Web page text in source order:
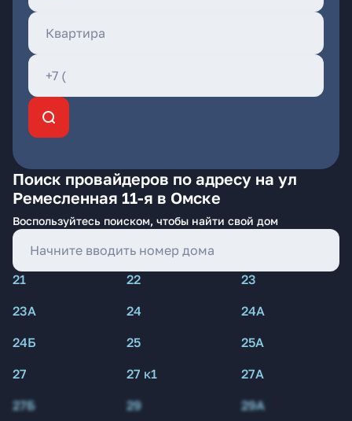
Поиск провайдеров по адресу на ул
Ремесленная 11-я в Омске
Воспользуйтесь поиском, чтобы найти свой дом
21 22
23
23А
24
24А
24Б
25
25А
27
27 к1
27А
27Б
29 29А